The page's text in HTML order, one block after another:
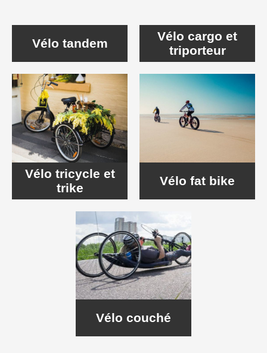
Vélo tandem
Vélo cargo et
triporteur
Vélo tricycle et
trike
Vélo fat bike
Vélo couché